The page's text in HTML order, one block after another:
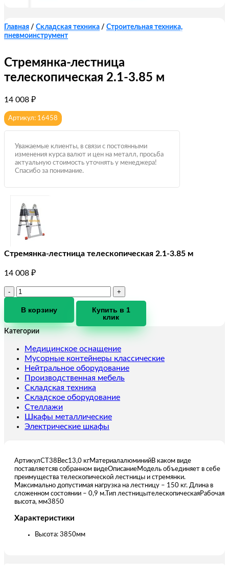
Главная / Складская техника / Строительная техника,
пневмоинструмент
Стремянка-лестница
телескопическая 2.1-3.85 м
14 008 ₽
Артикул: 16458
Уважаемые клиенты, в связи с постоянными
изменения курса валют и цен на металл, просьба
актуальную стоимость уточнять у менеджера!
Спасибо за понимание.
Стремянка-лестница телескопическая 2.1-3.85 м
14 008 ₽
Количество
Стремянка-
телескопическая
3.85
м
В корзину
Купить в 1
клик
Категории
Медицинское оснащение
Мусорные контейнеры классические
Нейтральное оборудование
Производственная мебель
Складская техника
Складское оборудование
Стеллажи
Шкафы металлические
Электрические шкафы
АртикулСТ38Вес13,0 кгМатериалалюминийВ каком виде
поставляетсяв собранном видеОписаниеМодель объединяет в себе
преимущества телескопической лестницы и стремянки.
Максимально допустимая нагрузка на лестницу – 150 кг. Длина в
сложенном состоянии – 0,9 м.Тип лестницытелескопическаяРабочая
высота, мм3850
Характеристики
Высота: 3850мм